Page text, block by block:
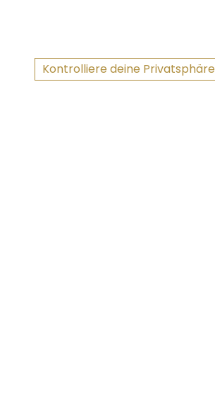
Kontrolliere deine Privatsphäre